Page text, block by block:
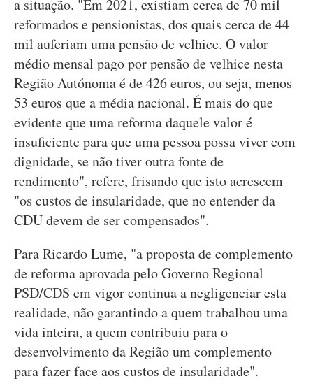
a situação. "Em 2021, existiam cerca de 70 mil
reformados e pensionistas, dos quais cerca de 44
mil auferiam uma pensão de velhice. O valor
médio mensal pago por pensão de velhice nesta
Região Autónoma é de 426 euros, ou seja, menos
53 euros que a média nacional. É mais do que
evidente que uma reforma daquele valor é
insuficiente para que uma pessoa possa viver com
dignidade, se não tiver outra fonte de
rendimento", refere, frisando que isto acrescem
"os custos de insularidade, que no entender da
CDU devem de ser compensados".
Para Ricardo Lume, "a proposta de complemento
de reforma aprovada pelo Governo Regional
PSD/CDS em vigor continua a negligenciar esta
realidade, não garantindo a quem trabalhou uma
vida inteira, a quem contribuiu para o
desenvolvimento da Região um complemento
para fazer face aos custos de insularidade".